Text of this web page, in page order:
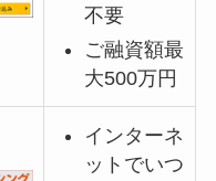
不要
ご融資額最
大500万円
インターネ
ットでいつ